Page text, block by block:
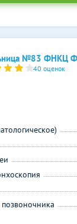
№83 ФНКЦ
40 оценок